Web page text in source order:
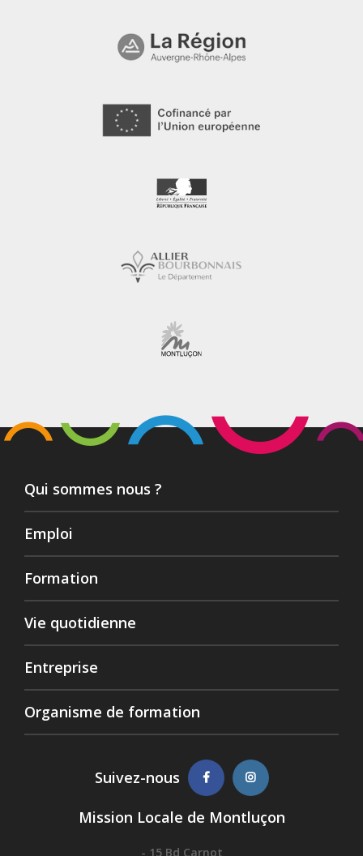
Qui sommes nous ?
Emploi
Formation
Vie quotidienne
Entreprise
Organisme de formation
Suivez-nous
Mission Locale de Montluçon
- 15 Bd Carnot